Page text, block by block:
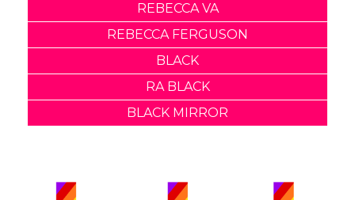
REBECCA VA
REBECCA FERGUSON
BLACK
RA BLACK
BLACK MIRROR